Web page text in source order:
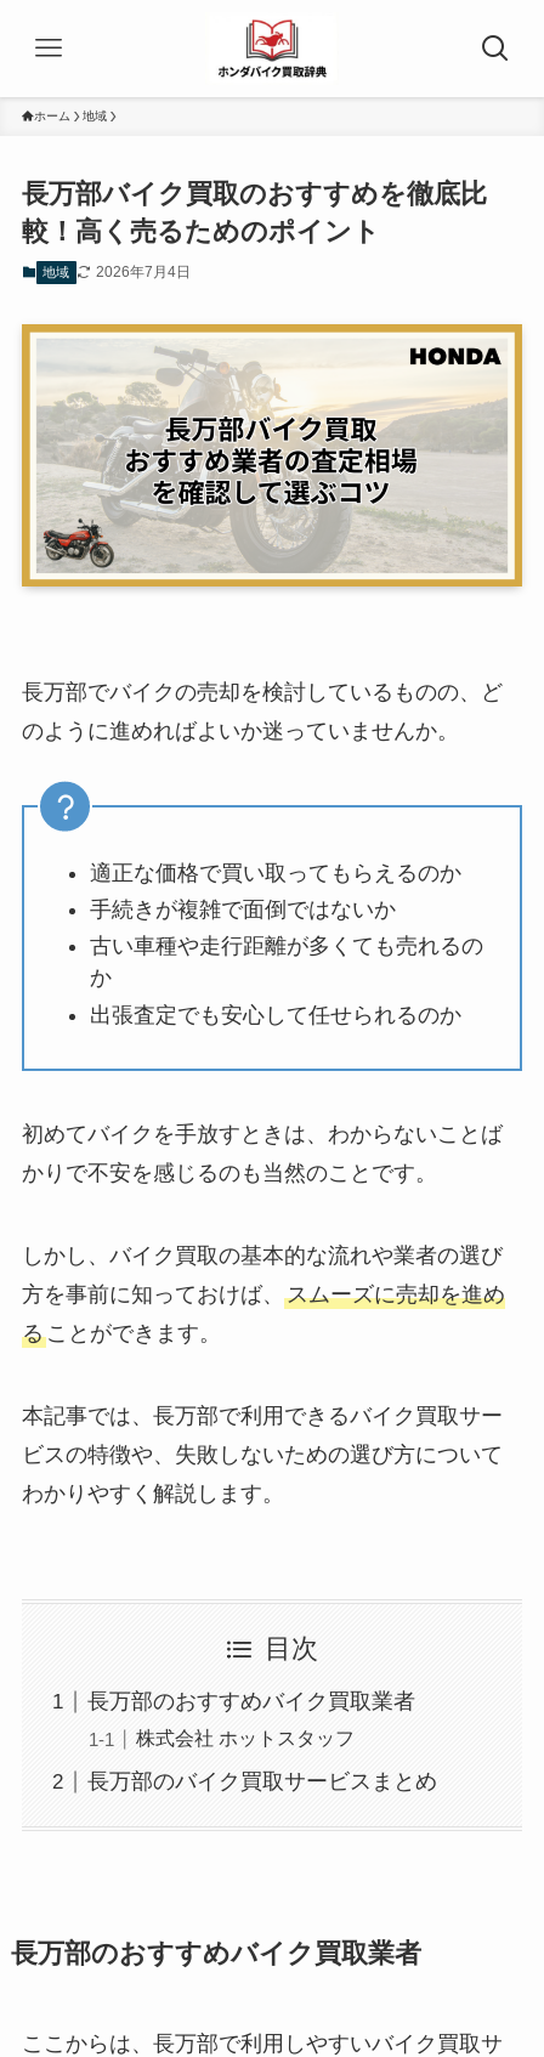
ホーム 地域
長万部バイク買取のおすすめを徹底比
較！高く売るためのポイント
地域 2026年7月4日
長万部でバイクの売却を検討しているものの、ど
のように進めればよいか迷っていませんか。
適正な価格で買い取ってもらえるのか
手続きが複雑で面倒ではないか
古い車種や走行距離が多くても売れるの
か
出張査定でも安心して任せられるのか
初めてバイクを手放すときは、わからないことば
かりで不安を感じるのも当然のことです。
しかし、バイク買取の基本的な流れや業者の選び
方を事前に知っておけば、 スムーズに売却を進め
ることができます。
本記事では、長万部で利用できるバイク買取サー
ビスの特徴や、失敗しないための選び方について
わかりやすく解説します。
目次
長万部のおすすめバイク買取業者
株式会社 ホットスタッフ
長万部のバイク買取サービスまとめ
長万部のおすすめバイク買取業者
ここからは、長万部で利用しやすいバイク買取サ